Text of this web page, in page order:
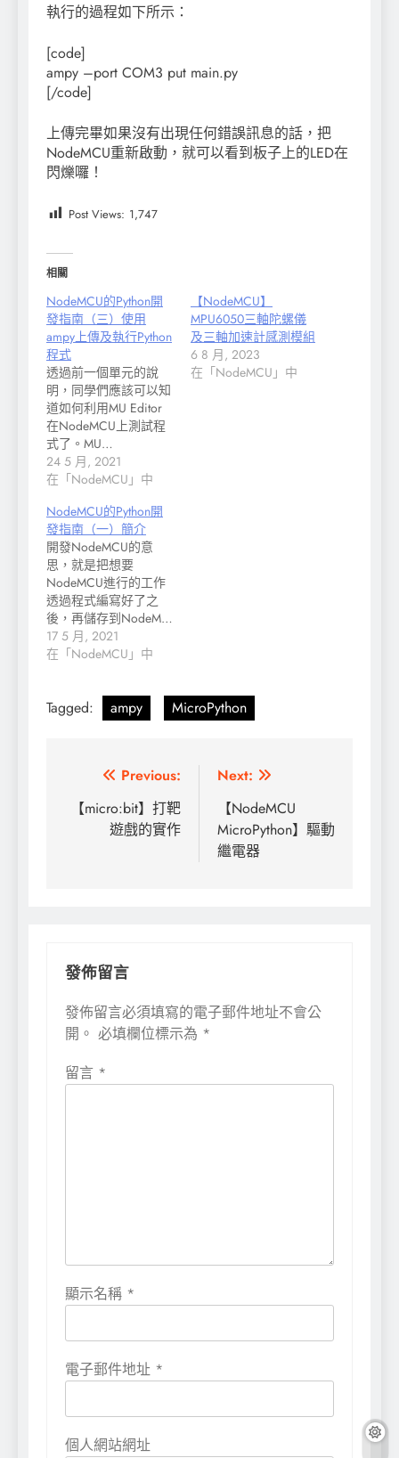
執行的過程如下所示：
[code]
ampy –port COM3 put main.py
[/code]
上傳完畢如果沒有出現任何錯誤訊息的話，把
NodeMCU重新啟動，就可以看到板子上的LED在
閃爍囉！
Post Views: 1,747
相關
NodeMCU的Python開
發指南（三）使用
ampy上傳及執行Python
程式
透過前一個單元的說
明，同學們應該可以知
道如何利用MU Editor
在NodeMCU上測試程
式了。MU…
24 5 月, 2021
在「NodeMCU」中
【NodeMCU】
MPU6050三軸陀螺儀
及三軸加速計感測模組
6 8 月, 2023
在「NodeMCU」中
NodeMCU的Python開
發指南（一）簡介
開發NodeMCU的意
思，就是把想要
NodeMCU進行的工作
透過程式編寫好了之
後，再儲存到NodeM…
17 5 月, 2021
在「NodeMCU」中
Tagged: ampy MicroPython
章
Previous:
【micro:bit】打靶
遊戲的實作
Next:
【NodeMCU
MicroPython】驅動
繼電器
發佈留言
發佈留言必須填寫的電子郵件地址不會公
開。 必填欄位標示為 *
留言 *
顯示名稱 *
電子郵件地址 *
個人網站網址